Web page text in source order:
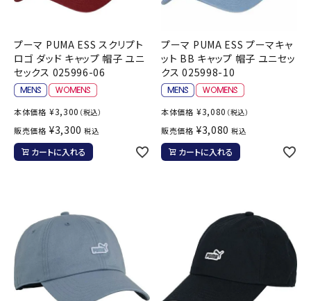
プーマ PUMA ESS スクリプト
ロゴ ダッド キャップ 帽子 ユニ
セックス 025996-06
本体価格 ¥3,300 （税込）
販売価格 ¥3,300 税込
カートに入れる
プーマ PUMA ESS プーマキャ
ット BB キャップ 帽子 ユニセッ
クス 025998-10
本体価格 ¥3,080 （税込）
販売価格 ¥3,080 税込
カートに入れる